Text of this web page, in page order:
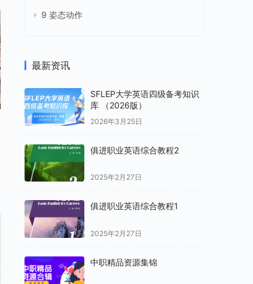
9 姿态动作
最新资讯
SFLEP大学英语四级备考知识
库 （2026版）
2026年3月25日
俱进职业英语综合教程2
2025年2月27日
俱进职业英语综合教程1
2025年2月27日
中职精品资源集锦